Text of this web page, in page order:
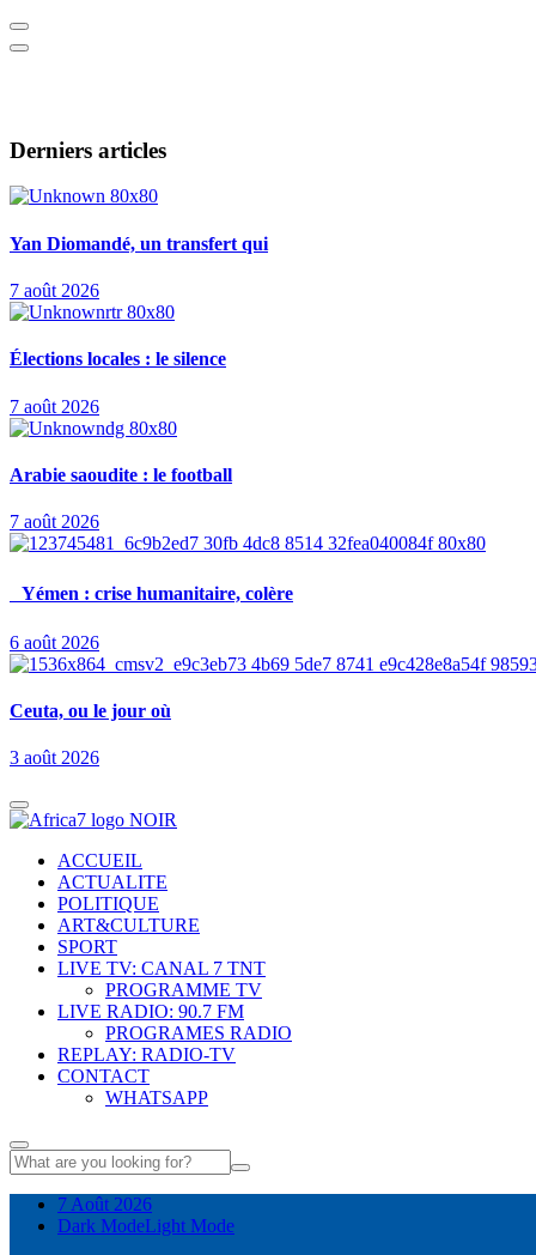
Derniers articles
Yan Diomandé, un transfert qui
7 août 2026
Élections locales : le silence
7 août 2026
Arabie saoudite : le football
7 août 2026
Yémen : crise humanitaire, colère
6 août 2026
Ceuta, ou le jour où
3 août 2026
ACCUEIL
ACTUALITE
POLITIQUE
ART&CULTURE
SPORT
LIVE TV: CANAL 7 TNT
PROGRAMME TV
LIVE RADIO: 90.7 FM
PROGRAMES RADIO
REPLAY: RADIO-TV
CONTACT
WHATSAPP
7 Août 2026
Dark ModeLight Mode